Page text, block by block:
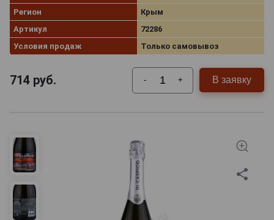
Регион
Крым
Артикул
72286
Условия продаж
Только самовывоз
714 руб. - + В заявку